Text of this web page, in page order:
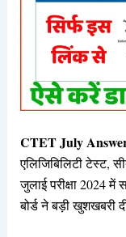
CTET July
एलिजिबिलिटी टेस्ट,
जुलाई परीक्षा 2024 में
बोर्ड ने बड़ी खुशखबरी